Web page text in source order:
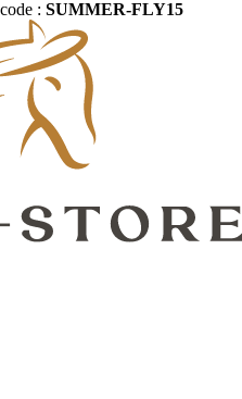
: SUMMER-FLY15